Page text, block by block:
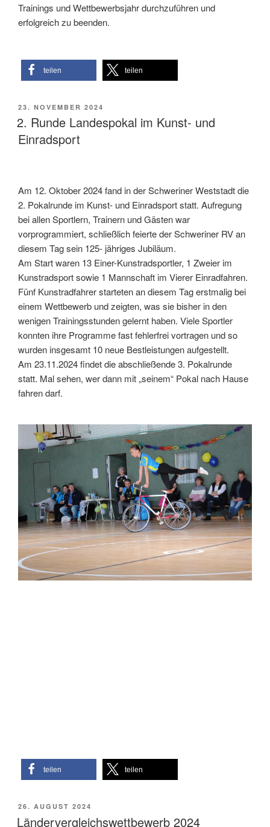
Trainings und Wettbewerbsjahr durchzuführen und
erfolgreich zu beenden.
teilen teilen
VERÖFFENTLICHT
AM
23. NOVEMBER 2024
2. Runde Landespokal im Kunst- und
Einradsport
Am 12. Oktober 2024 fand in der Schweriner Weststadt die
2. Pokalrunde im Kunst- und Einradsport statt. Aufregung
bei allen Sportlern, Trainern und Gästen war
vorprogrammiert, schließlich feierte der Schweriner RV an
diesem Tag sein 125- jähriges Jubiläum.
Am Start waren 13 Einer-Kunstradsportler, 1 Zweier im
Kunstradsport sowie 1 Mannschaft im Vierer Einradfahren.
Fünf Kunstradfahrer starteten an diesem Tag erstmalig bei
einem Wettbewerb und zeigten, was sie bisher in den
wenigen Trainingsstunden gelernt haben. Viele Sportler
konnten ihre Programme fast fehlerfrei vortragen und so
wurden insgesamt 10 neue Bestleistungen aufgestellt.
Am 23.11.2024 findet die abschließende 3. Pokalrunde
statt. Mal sehen, wer dann mit „seinem“ Pokal nach Hause
fahren darf.
teilen teilen
VERÖFFENTLICHT
AM
26. AUGUST 2024
Ländervergleichswettbewerb 2024